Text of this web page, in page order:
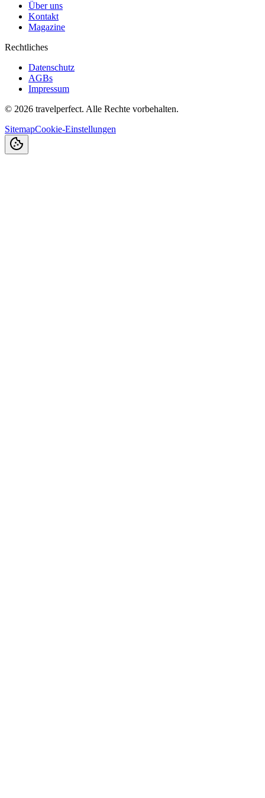
Über uns
Kontakt
Magazine
Rechtliches
Datenschutz
AGBs
Impressum
© 2026 travelperfect. Alle Rechte vorbehalten.
SitemapCookie-Einstellungen